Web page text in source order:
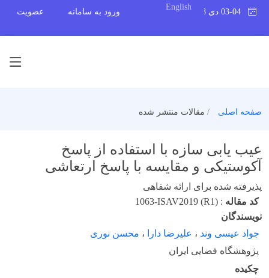
English
ورود به سامانه عضویت
صفحه اصلی مقالات منتشر شده
عیب یابی سازه با استفاده از پاسخ
آکوستیکی و مقایسه با پاسخ ارتعاشی
پذیرفته شده برای ارائه شفاهی
کد مقاله :
1063-ISAV2019 (R1)
نویسندگان
جواد عیسی وند ، علیرضا دارا ، محسن نوری
پژوهشگاه فضایی ایران
چکیده